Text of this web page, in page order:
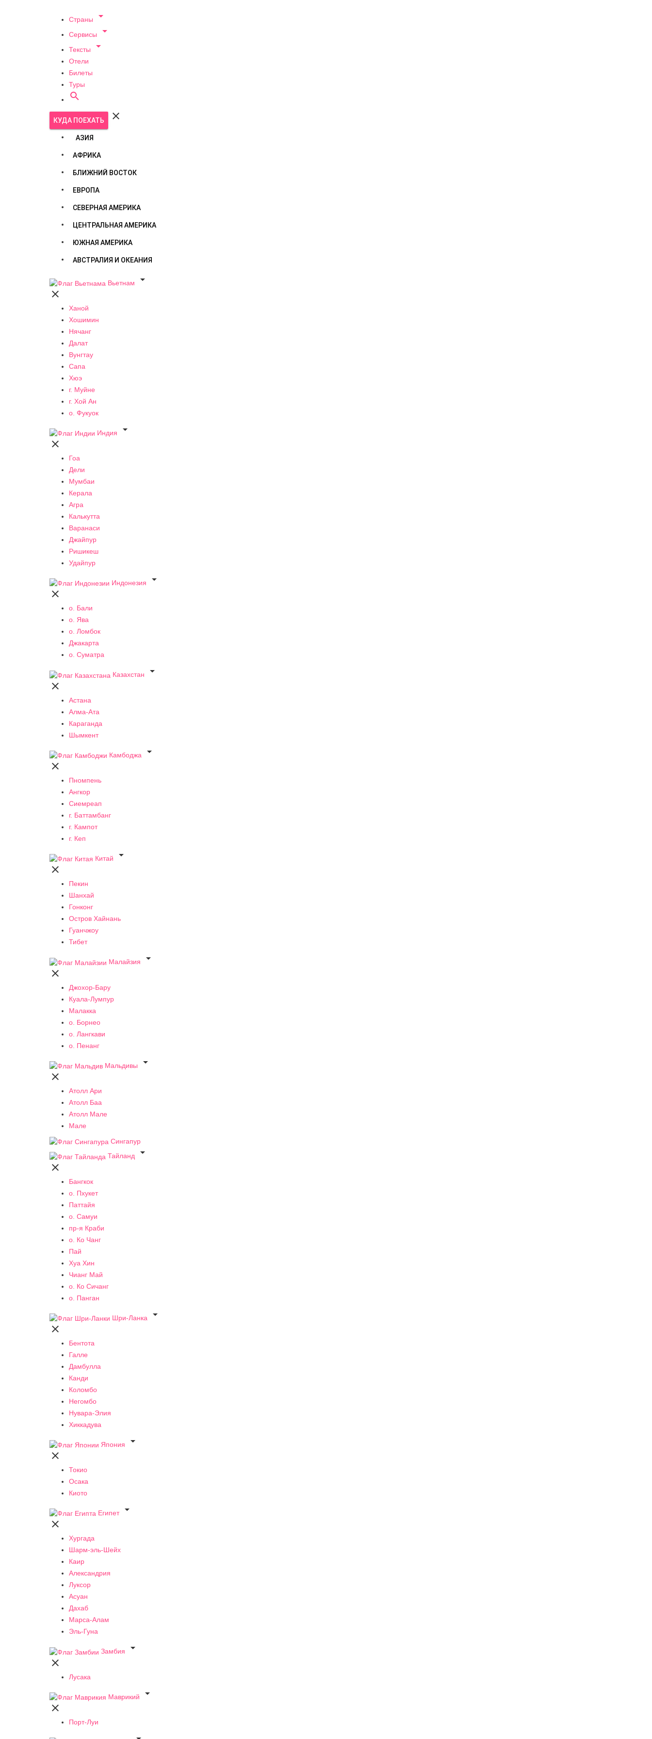
Страны 
Сервисы 
Тексты 
Отели
Билеты
Туры

КУДА ПОЕХАТЬ 
АЗИЯ
АФРИКА
БЛИЖНИЙ ВОСТОК
ЕВРОПА
СЕВЕРНАЯ АМЕРИКА
ЦЕНТРАЛЬНАЯ АМЕРИКА
ЮЖНАЯ АМЕРИКА
АВСТРАЛИЯ И ОКЕАНИЯ
Вьетнам


Ханой
Хошимин
Нячанг
Далат
Вунгтау
Сапа
Хюэ
г. Муйне
г. Хой Ан
о. Фукуок
Индия


Гоа
Дели
Мумбаи
Керала
Агра
Калькутта
Варанаси
Джайпур
Ришикеш
Удайпур
Индонезия


о. Бали
о. Ява
о. Ломбок
Джакарта
о. Суматра
Казахстан


Астана
Алма-Ата
Караганда
Шымкент
Камбоджа


Пномпень
Ангкор
Сиемреап
г. Баттамбанг
г. Кампот
г. Кеп
Китай


Пекин
Шанхай
Гонконг
Остров Хайнань
Гуанчжоу
Тибет
Малайзия


Джохор-Бару
Куала-Лумпур
Малакка
о. Борнео
о. Лангкави
о. Пенанг
Мальдивы


Атолл Ари
Атолл Баа
Атолл Мале
Мале
Сингапур
Тайланд


Бангкок
о. Пхукет
Паттайя
о. Самуи
пр-я Краби
о. Ко Чанг
Пай
Хуа Хин
Чианг Май
о. Ко Сичанг
о. Панган
Шри-Ланка


Бентота
Галле
Дамбулла
Канди
Коломбо
Негомбо
Нувара-Элия
Хиккадува
Япония


Токио
Осака
Киото
Египет


Хургада
Шарм-эль-Шейх
Каир
Александрия
Луксор
Асуан
Дахаб
Марса-Алам
Эль-Гуна
Замбия


Лусака
Маврикий


Порт-Луи